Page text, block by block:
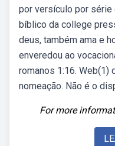
por versículo por
bíblico da college
deus, também ama e
enveredou ao
romanos 1:16. Web(1)
nomeação. Não é o
For more